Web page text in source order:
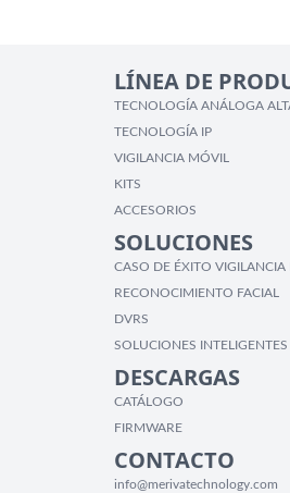
LÍNEA DE
TECNOLOGÍA ANÁLOGA
TECNOLOGÍA IP
VIGILANCIA MÓVIL
KITS
ACCESORIOS
SOLUCIONES
CASO DE ÉXITO VIGILANCIA
RECONOCIMIENTO FACIAL
DVRS
SOLUCIONES INTELIGENTES
DESCARGAS
CATÁLOGO
FIRMWARE
CONTACTO
info@merivatechnology.com